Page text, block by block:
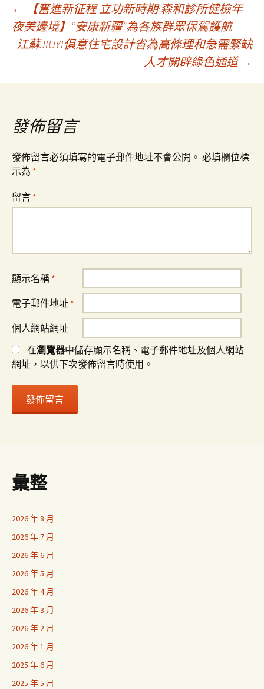
文
章
導
覽
←
【奮進新征程 立功新時期·森和診所健檢年
夜美邊境】“安康新疆”為各族群眾保駕護航
江蘇JIUYI俱意住宅設計省為高條理和急需緊缺
人才開辟綠色通道 →
發佈留言
發佈留言必須填寫的電子郵件地址不會公開。 必填欄位標
示為 *
留言 *
顯示名稱 *
電子郵件地址 *
個人網站網址
在瀏覽器中儲存顯示名稱、電子郵件地址及個人網站
網址，以供下次發佈留言時使用。
彙整
2026 年 8 月
2026 年 7 月
2026 年 6 月
2026 年 5 月
2026 年 4 月
2026 年 3 月
2026 年 2 月
2026 年 1 月
2025 年 6 月
2025 年 5 月